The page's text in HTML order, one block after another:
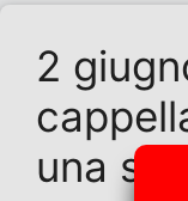
2
una